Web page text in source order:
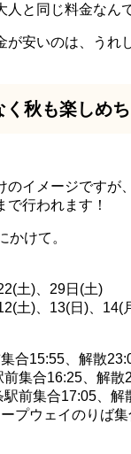
と同じ料金なん
が安いのは、うれ
く秋も楽しめ
のイメージですが
で行われます！
かけて。
土)、29日(土)
土)、13(日)、14(
集合15:55、解散
前集合16:25、解散
駅前集合17:05、解
ープウェイのりば